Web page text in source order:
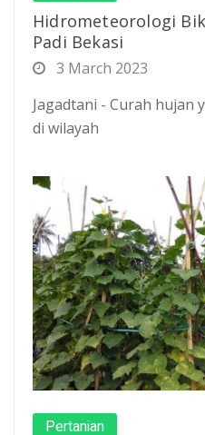
Hidrometeorologi
Padi Bekasi
3 March 2023
Jagadtani - Curah hujan
di wilayah
Pertanian